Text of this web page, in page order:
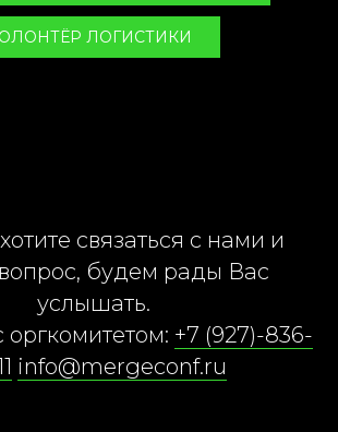
ЛОГИСТИКИ
связаться с нами и
будем рады Вас
услышать.
оргкомитетом: +7 (927)-836-
info@mergeconf.ru